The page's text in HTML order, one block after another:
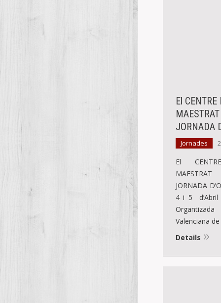
El CENTRE
JORNADA
Jornades
El
JORNADA
4 i 5 d’Abril
Valenciana
Details